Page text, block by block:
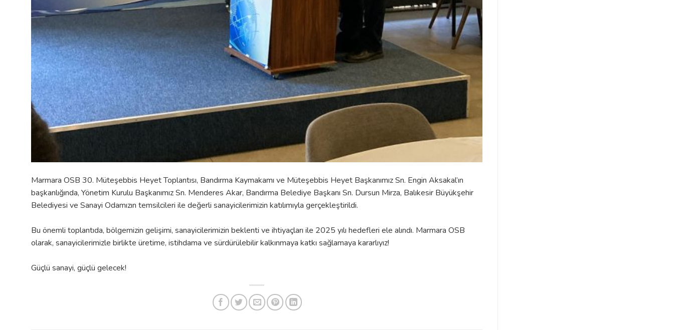
Marmara OSB 30. Müteşebbis Heyet Toplantısı, Bandırma Kaymakamı ve Müteşebbis Heyet Başkanımız Sn. Engin Aksakal’ın
başkanlığında, Yönetim Kurulu Başkanımız Sn. Menderes Akar, Bandırma Belediye Başkanı Sn. Dursun Mirza, Balıkesir Büyükşehir
Belediyesi ve Sanayi Odamızın temsilcileri ile değerli sanayicilerimizin katılımıyla gerçekleştirildi.
Bu önemli toplantıda, bölgemizin gelişimi, sanayicilerimizin beklenti ve ihtiyaçları ile 2025 yılı hedefleri ele alındı. Marmara OSB
olarak, sanayicilerimizle birlikte üretime, istihdama ve sürdürülebilir kalkınmaya katkı sağlamaya kararlıyız!
Güçlü sanayi, güçlü gelecek!